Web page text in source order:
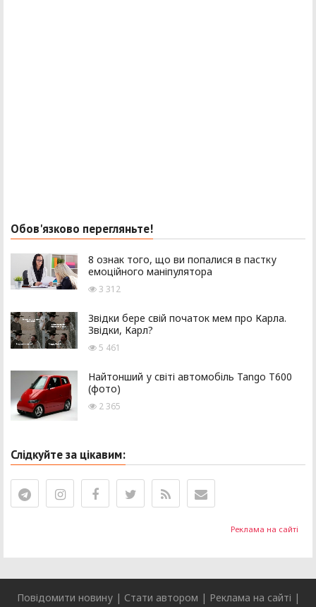
Реклама на сайті
Обов'язково перегляньте!
8 ознак того, що ви попалися в пастку
емоційного маніпулятора
3 312
Звідки бере свій початок мем про Карла.
Звідки, Карл?
5 461
Найтонший у світі автомобіль Tango T600
(фото)
2 365
Слідкуйте за цікавим:
Повідомити новину| Стати автором | Реклама на сайті |